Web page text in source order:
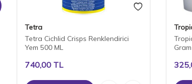
Tetra
Tetra Cichlid Crisps Renklendirici
Yem 500 ML
740,00 TL
Gram